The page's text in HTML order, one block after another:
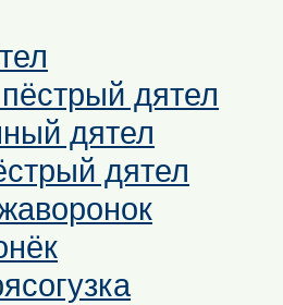
дятел
дятел
дятел